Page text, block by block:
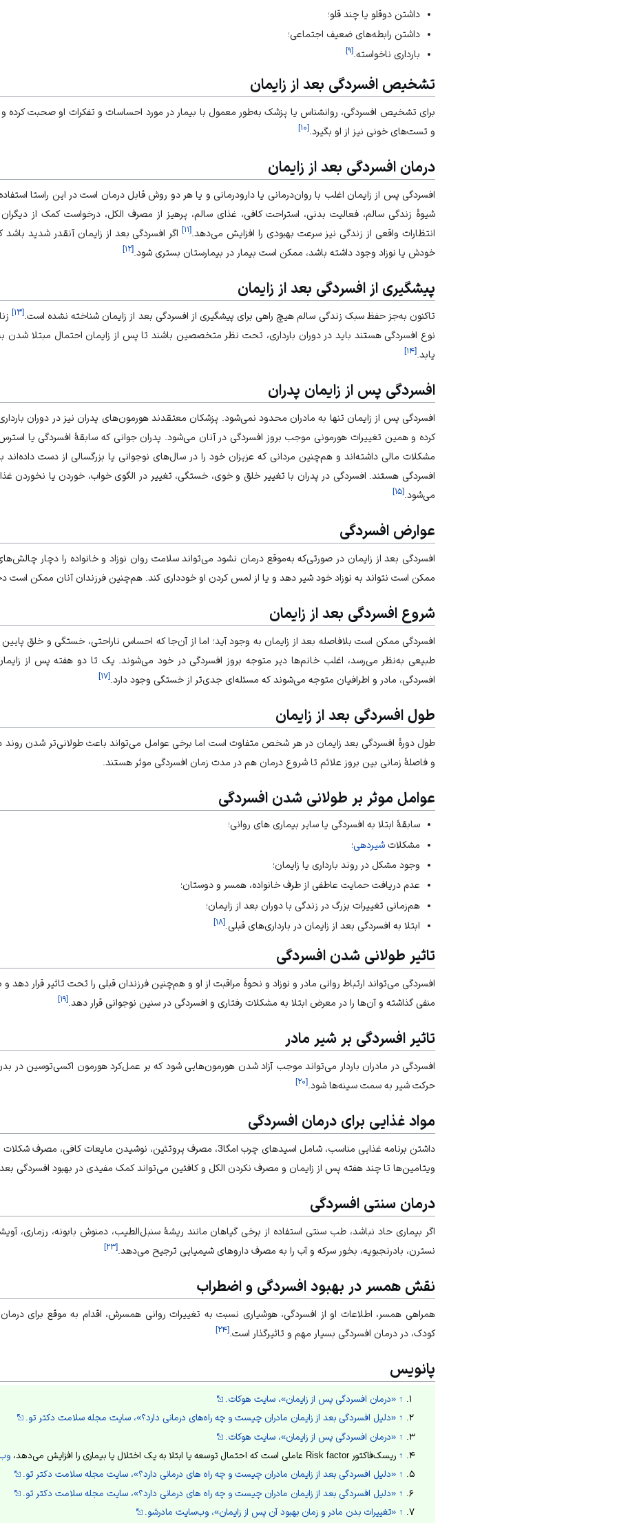
داشتن دوقلو یا چند قلو؛
داشتن رابطه‌های ضعیف اجتماعی؛
بارداری ناخواسته.[۹]
تشخیص افسردگی بعد از زایمان
برای تشخیص افسردگی، روانشناس یا پزشک به‌طور معمول با بیمار در مورد احساسات و تفکرات او صحبت
و تست‌های خونی نیز از او بگیرد. [۱۰]
درمان افسردگی بعد از زایمان
افسردگی پس از زایمان اغلب با روان‌درمانی یا دارودرمانی و یا هر دو روش قابل درمان است در این راستا
شیوۀ زندگی سالم، فعالیت بدنی، استراحت کافی، غذای سالم، پرهیز از مصرف الکل، درخواست کمک از
انتظارات واقعی از زندگی نیز سرعت بهبودی را افزایش می‌دهد. [۱۱]اگر افسردگی بعد از زایمان آنقدر شدید
خودش یا نوزاد وجود داشته باشد، ممکن است بیمار در بیمارستان بستری شود. [۱۲]
پیشگیری از افسردگی بعد از زایمان
تاکنون به‌جز حفظ سبک زندگی سالم هیچ راهی برای پیشگیری از افسردگی بعد از زایمان شناخته نشده است.[۱۳]
نوع افسردگی هستند باید در دوران بارداری، تحت نظر متخصصین باشند تا پس از زایمان احتمال مبتلا
یابد. [۱۴]
افسردگی پس از زایمان پدران
افسردگی پس از زایمان تنها به مادران محدود نمی‌شود. پزشکان معتقدند هورمون‌های پدران نیز در دوران
کرده و همین تغییرات هورمونی موجب بروز افسردگی در آنان می‌شود. پدران جوانی که سابقۀ افسردگی یا
مشکلات مالی داشته‌اند و هم‌چنین مردانی که عزیزان خود را در سال‌های نوجوانی یا بزرگسالی از دست داده‌اند
افسردگی هستند. افسردگی در پدران با تغییر خلق و خوی، خستگی، تغییر در الگوی خواب، خوردن یا نخوردن
می‌شود. [۱۵]
عوارض افسردگی
افسردگی بعد از زایمان در صورتی‌که به‌موقع درمان نشود می‌تواند سلامت روان نوزاد و خانواده را دچار
ممکن است نتواند به نوزاد خود شیر دهد و یا از لمس کردن او خودداری کند. هم‌چنین فرزندان آنان ممکن است
شروع افسردگی بعد از زایمان
افسردگی ممکن است بلافاصله بعد از زایمان به وجود آید؛ اما از آن‌جا که احساس ناراحتی، خستگی و خلق پایین
طبیعی به‌نظر می‌رسد، اغلب خانم‌ها دیر متوجه بروز افسردگی در خود می‌شوند. یک تا دو هفته پس از
افسردگی، مادر و اطرافیان متوجه می‌شوند که مسئله‌ای جدی‌تر از خستگی وجود دارد. [۱۷]
طول افسردگی بعد از زایمان
طول دورۀ افسردگی بعد زایمان در هر شخص متفاوت است اما برخی عوامل می‌تواند باعث طولانی‌تر شدن
و فاصلۀ زمانی بین بروز علائم تا شروع درمان هم در مدت زمان افسردگی موثر هستند.
عوامل موثر بر طولانی شدن افسردگی
سابقۀ ابتلا به افسردگی یا سایر بیماری های روانی؛
مشکلاتشیردهی؛
وجود مشکل در روند بارداری یا زایمان؛
عدم دریافت حمایت عاطفی از طرف خانواده، همسر و دوستان؛
هم‌زمانی تغییرات بزرگ در زندگی با دوران بعد از زایمان؛
ابتلا به افسردگی بعد از زایمان در بارداری‌های قبلی.[۱۸]
تاثیر طولانی شدن افسردگی
افسردگی می‌تواند ارتباط روانی مادر و نوزاد و نحوۀ مراقبت از او و هم‌چنین فرزندان قبلی را تحت تاثیر قرار دهد
منفی گذاشته و آن‌ها را در معرض ابتلا به مشکلات رفتاری و افسردگی در سنین نوجوانی قرار دهد. [۱۹]
تاثیر افسردگی بر شیر مادر
افسردگی در مادران باردار می‌تواند موجب آزاد شدن هورمون‌هایی شود که بر عمل‌کرد هورمون اکسی‌توسین در
حرکت شیر به سمت سینه‌ها شود. [۲۰]
مواد غذایی برای درمان افسردگی
داشتن برنامه غذایی مناسب، شامل اسیدهای چرب امگا3، مصرف پروتئین، نوشیدن
ویتامین‌ها تا چند هفته پس از زایمان و مصرف نکردن الکل و کافئین می‌تواند کمک مفیدی در بهبود افسردگی بعد
درمان سنتی افسردگی
اگر بیماری حاد نباشد، طب سنتی استفاده از برخی گیاهان مانند ریشۀ سنبل‌الطیب، دمنوش بابونه، رزماری،
نسترن، بادرنجبویه، بخور سرکه و آب را به مصرف داروهای شیمیایی ترجیح می‌دهد. [۲۳]
نقش همسر در بهبود افسردگی و اضطراب
همراهی همسر، اطلاعات او از افسردگی، هوشیاری نسبت به تغییرات روانی همسرش، اقدام به موقع برای
کودک، در درمان افسردگی بسیار مهم و تاثیرگذار است. [۲۴]
پانویس
↑ «درمان افسردگی پس از زایمان»، سایت هوکات.
↑ «دلیل افسردگی بعد از زایمان مادران چیست و چه راه‌های درمانی دارد؟»، سایت مجله سلامت دکتر تو.
↑ «درمان افسردگی پس از زایمان»، سایت هوکات.
↑ ریسک‌فاکتور Risk factor عاملی است که احتمال توسعه یا ابتلا به یک اختلال یا بیماری را افزایش می‎دهد،
↑ «دلیل افسردگی بعد از زایمان مادران چیست و چه راه های درمانی دارد؟»، سایت مجله سلامت دکتر تو.
↑ «دلیل افسردگی بعد از زایمان مادران چیست و چه راه های درمانی دارد؟»، سایت مجله سلامت دکتر تو.
↑ «تغییرات بدن مادر و زمان بهبود آن پس از زایمان»، وب‌سایت مادرشو.